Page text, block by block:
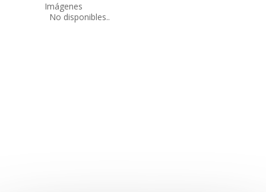
Imágenes
No disponibles..